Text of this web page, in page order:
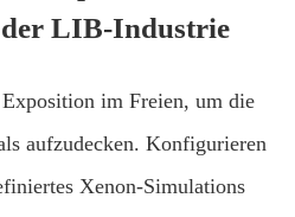
LIB-Industrie
im Freien, um die
aufzudecken. Konfigurieren
Xenon-Simulations